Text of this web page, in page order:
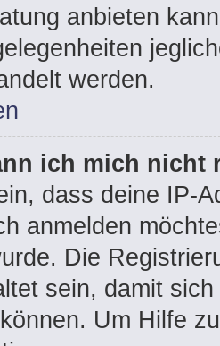
anbieten
werden.
ich mich nicht
dass deine IP-
anmelden
Die
sein, damit
Um Hilfe